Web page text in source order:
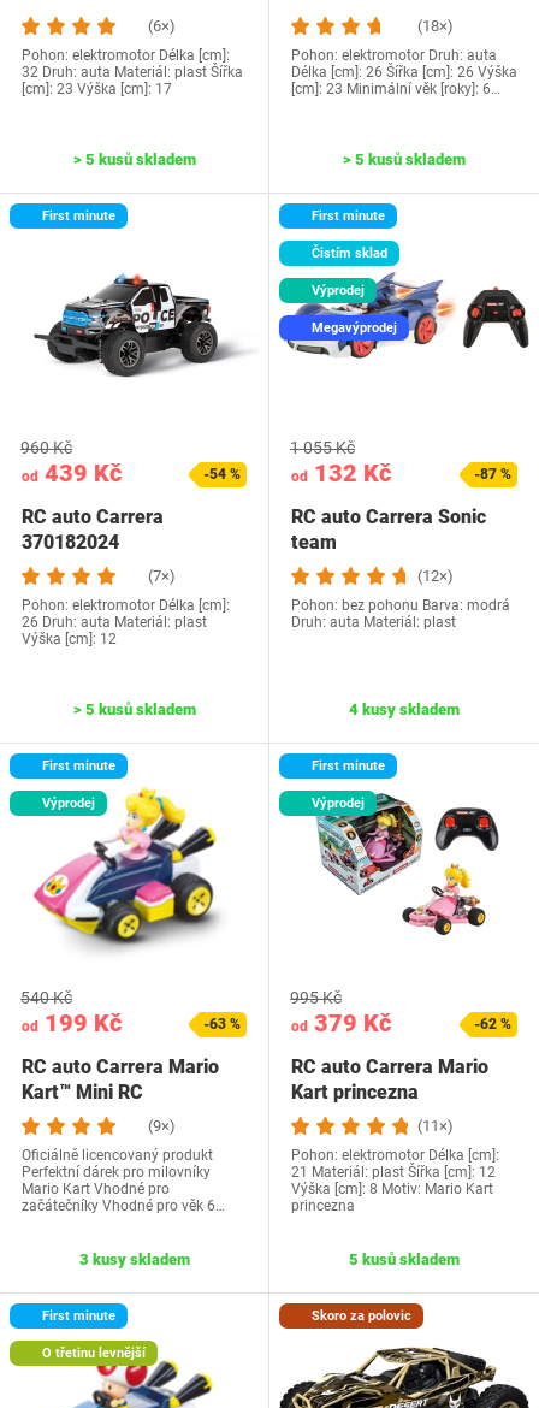
(6×)
Pohon: elektromotor Délka [cm]:
32 Druh: auta Materiál: plast Šířka
[cm]: 23 Výška [cm]: 17
> 5 kusů skladem
(18×)
Pohon: elektromotor Druh: auta
Délka [cm]: 26 Šířka [cm]: 26 Výška
[cm]: 23 Minimální věk [roky]: 6…
> 5 kusů skladem
First minute
od 439 Kč
960 Kč
-54 %
RC auto Carrera
370182024
(7×)
Pohon: elektromotor Délka [cm]:
26 Druh: auta Materiál: plast
Výška [cm]: 12
> 5 kusů skladem
First minute
Čistím sklad
Výprodej
Megavýprodej
od 132 Kč
1 055 Kč
-87 %
RC auto Carrera Sonic
team
(12×)
Pohon: bez pohonu Barva: modrá
Druh: auta Materiál: plast
4 kusy skladem
First minute
Výprodej
od 199 Kč
540 Kč
-63 %
RC auto Carrera Mario
Kart™ Mini RC
(9×)
Oficiálně licencovaný produkt
Perfektní dárek pro milovníky
Mario Kart Vhodné pro
začátečníky Vhodné pro věk 6…
3 kusy skladem
First minute
Výprodej
od 379 Kč
995 Kč
-62 %
RC auto Carrera Mario
Kart princezna
(11×)
Pohon: elektromotor Délka [cm]:
21 Materiál: plast Šířka [cm]: 12
Výška [cm]: 8 Motiv: Mario Kart
princezna
5 kusů skladem
First minute
O třetinu levnější
Skoro za polovic